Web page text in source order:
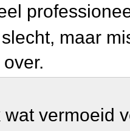
maar
wat vermoeid